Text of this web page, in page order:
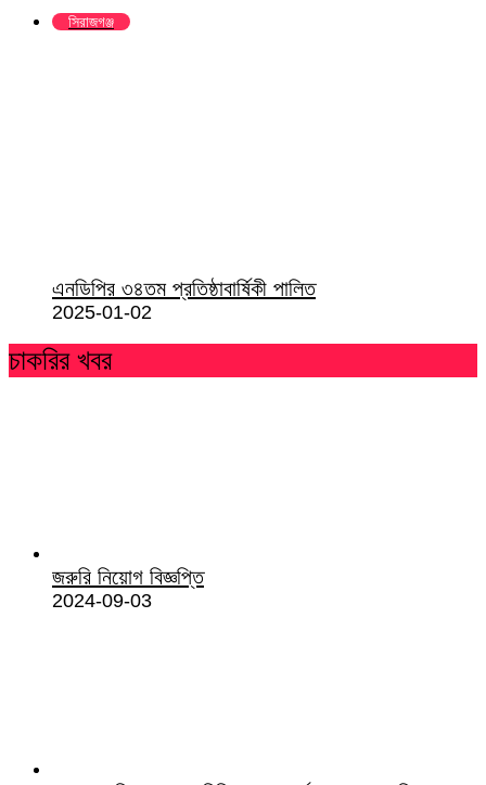
সিরাজগঞ্জ
এনডিপির ৩৪তম প্রতিষ্ঠাবার্ষিকী পালিত
2025-01-02
চাকরির খবর
জরুরি নিয়োগ বিজ্ঞপ্তি
2024-09-03